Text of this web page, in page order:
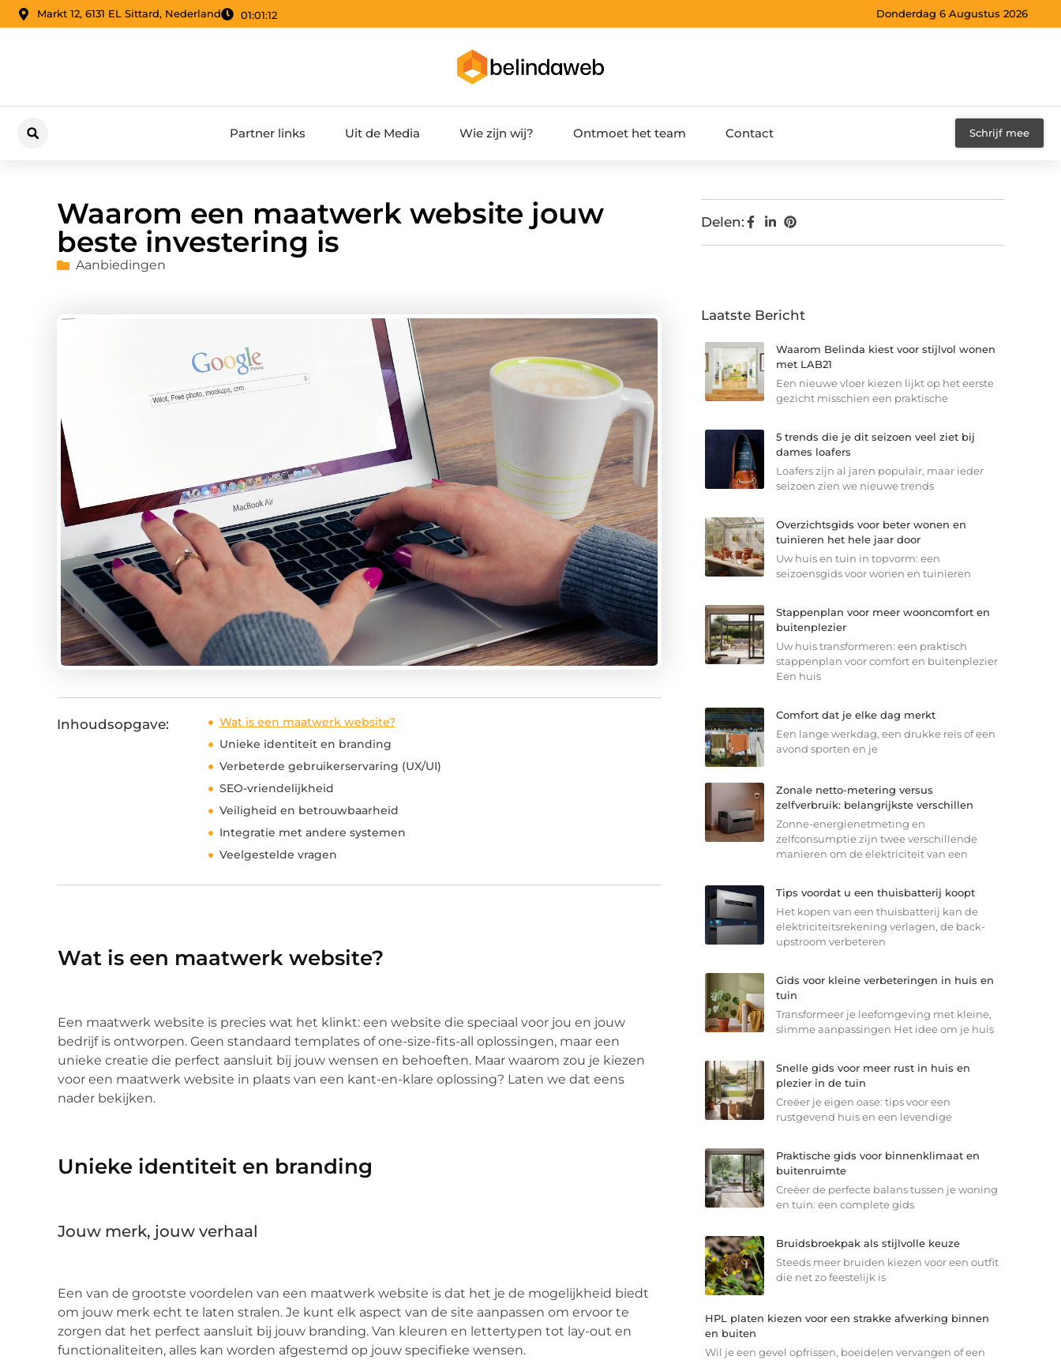
Markt 12, 6131 EL Sittard, Nederland 01:01:13 Donderdag 6 Augustus 2026
Partner links Uit de Media Wie zijn wij? Ontmoet het team Contact Schrijf mee
Waarom een maatwerk website jouw
beste investering is
Aanbiedingen
Inhoudsopgave:
Wat is een maatwerk website?
Unieke identiteit en branding
Verbeterde gebruikerservaring (UX/UI)
SEO-vriendelijkheid
Veiligheid en betrouwbaarheid
Integratie met andere systemen
Veelgestelde vragen
Wat is een maatwerk website?
Een maatwerk website is precies wat het klinkt: een website die speciaal voor jou en jouw
bedrijf is ontworpen. Geen standaard templates of one-size-fits-all oplossingen, maar een
unieke creatie die perfect aansluit bij jouw wensen en behoeften. Maar waarom zou je kiezen
voor een maatwerk website in plaats van een kant-en-klare oplossing? Laten we dat eens
nader bekijken.
Unieke identiteit en branding
Jouw merk, jouw verhaal
Een van de grootste voordelen van een maatwerk website is dat het je de mogelijkheid biedt
om jouw merk echt te laten stralen. Je kunt elk aspect van de site aanpassen om ervoor te
zorgen dat het perfect aansluit bij jouw branding. Van kleuren en lettertypen tot lay-out en
functionaliteiten, alles kan worden afgestemd op jouw specifieke wensen.
Delen:
Laatste Bericht
Waarom Belinda kiest voor stijlvol wonen
met LAB21
Een nieuwe vloer kiezen lijkt op het eerste
gezicht misschien een praktische
5 trends die je dit seizoen veel ziet bij
dames loafers
Loafers zijn al jaren populair, maar ieder
seizoen zien we nieuwe trends
Overzichtsgids voor beter wonen en
tuinieren het hele jaar door
Uw huis en tuin in topvorm: een
seizoensgids voor wonen en tuinieren
Stappenplan voor meer wooncomfort en
buitenplezier
Uw huis transformeren: een praktisch
stappenplan voor comfort en buitenplezier
Een huis
Comfort dat je elke dag merkt
Een lange werkdag, een drukke reis of een
avond sporten en je
Zonale netto-metering versus
zelfverbruik: belangrijkste verschillen
Zonne-energienetmeting en
zelfconsumptie zijn twee verschillende
manieren om de elektriciteit van een
Tips voordat u een thuisbatterij koopt
Het kopen van een thuisbatterij kan de
elektriciteitsrekening verlagen, de back-
upstroom verbeteren
Gids voor kleine verbeteringen in huis en
tuin
Transformeer je leefomgeving met kleine,
slimme aanpassingen Het idee om je huis
Snelle gids voor meer rust in huis en
plezier in de tuin
Creëer je eigen oase: tips voor een
rustgevend huis en een levendige
Praktische gids voor binnenklimaat en
buitenruimte
Creëer de perfecte balans tussen je woning
en tuin: een complete gids
Bruidsbroekpak als stijlvolle keuze
Steeds meer bruiden kiezen voor een outfit
die net zo feestelijk is
HPL platen kiezen voor een strakke afwerking binnen
en buiten
Wil je een gevel opfrissen, boeidelen vervangen of een